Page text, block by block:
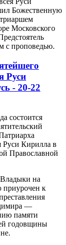
Божественную
Московского
с проповедью.
Руси
- 20-22
состоится
Руси Кирилла в
Православной
на
приурочен к
—
памяти
годовщины